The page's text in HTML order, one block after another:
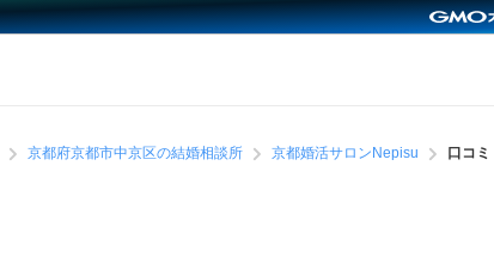
京都府京都市中京区の結婚相談所 京都婚活サロンNepisu 口コミ